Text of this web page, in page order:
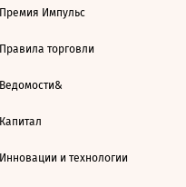
Премия Импульс
Правила торговли
Ведомости&
Капитал
Инновации и технологии